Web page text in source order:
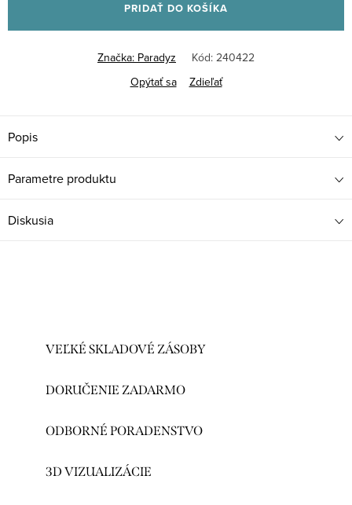
PRIDAŤ DO KOŠÍKA
Značka: Paradyz Kód: 240422
Opýtať sa
Zdieľať
Popis
Parametre produktu
Diskusia
VEĽKÉ SKLADOVÉ ZÁSOBY
DORUČENIE ZADARMO
ODBORNÉ PORADENSTVO
3D VIZUALIZÁCIE